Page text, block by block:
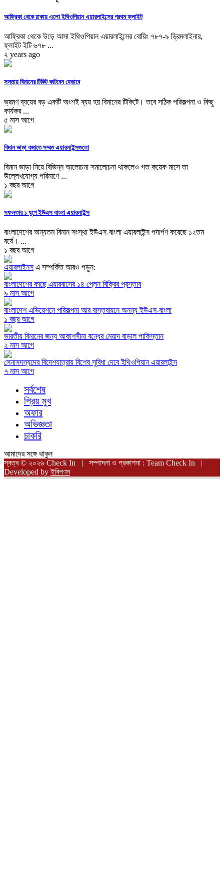
আফ্রিকা থেকে ঢাকায় এলো ইথিওপিয়ান এয়ারলাইন্সের প্রথম ফ্লাইট
আফ্রিকা থেকে উড়ে আসা ইথিওপিয়ান এয়ারলাইন্সের বোয়িং ৭৮৭-৯ ড্রিমলাইনার,
ফ্লাইট ইটি ৬৭৮ ...
২ years ago
সস্তায় বিমানের টিকিট কাটবেন যেভাবে
ভ্রমণ ব্যয়ের বড় একটি অংশই ব্যয় হয় বিমানের টিকিটে। তবে সঠিক পরিকল্পনা ও কিছু
কার্যকর ...
৫ মাস আগে
বিমান ভাড়া কমাতে সম্মত এয়ারলাইন্সগুলো
বিমান ভাড়া নিয়ে বিভিন্ন আলোচনা সমালোচনা থাকলেও গত কয়েক মাসে তা
উল্লেখযোগ্য পরিমাণে ...
১ বছর আগে
সফলতার ১ যুগে ইউএস বাংলা এয়ারলাইন্স
বাংলাদেশের অন্যতম বিমান সংস্থা ইউএস-বাংলা এয়ারলাইন্স পদার্পণ করেছে ১২তম
বর্ষে। ...
১ বছর আগে
এয়ারলাইনসএ সম্পর্কিত আরও পড়ুন:
বাংলাদেশের কাছে এয়ারবাসের ১৪ প্লেন বিক্রির প্রস্তাব
৯ মাস আগে
বাংলাদেশ এভিয়েশনে পরিকল্পনা আর বাস্তবায়নে অনন্য ইউএস-বাংলা
১ বছর আগে
ভারতীয় বিমানের জন্য আকাশসীমা বন্ধের মেয়াদ বাড়াল পাকিস্তান
২ মাস আগে
সেনাসদস্যদের বিদেশযাত্রায় বিশেষ সুবিধা দেবে ইথিওপিয়ান এয়ারলাইন্স
৭ মাস আগে
সর্বশেষ
প্রিয় মুখ
অফার
অভিজ্ঞতা
চাকরি
আমাদের সঙ্গে থাকুন
স্বত্ব © ২০২৬ Check In | সম্পাদনা ও প্রকাশনা : Team Check In |
Developed byইবিপণন